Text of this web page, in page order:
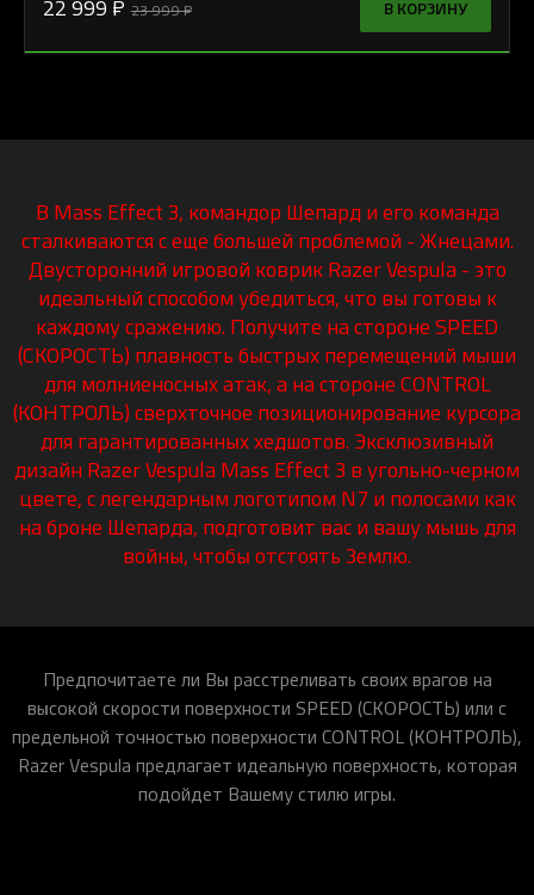
22 999 ₽ 23 999 ₽ В КОРЗИНУ
В Mass Effect 3, командор Шепард и его команда
сталкиваются с еще большей проблемой - Жнецами.
Двусторонний игровой коврик Razer Vespula - это
идеальный способом убедиться, что вы готовы к
каждому сражению. Получите на стороне SPEED
(СКОРОСТЬ) плавность быстрых перемещений мыши
для молниеносных атак, а на стороне CONTROL
(КОНТРОЛЬ) сверхточное позиционирование курсора
для гарантированных хедшотов. Эксклюзивный
дизайн Razer Vespula Mass Effect 3 в угольно-черном
цвете, с легендарным логотипом N7 и полосами как
на броне Шепарда, подготовит вас и вашу мышь для
войны, чтобы отстоять Землю.
Предпочитаете ли Вы расстреливать своих врагов на
высокой скорости поверхности SPEED (СКОРОСТЬ) или с
предельной точностью поверхности CONTROL (КОНТРОЛЬ),
Razer Vespula предлагает идеальную поверхность, которая
подойдет Вашему стилю игры.